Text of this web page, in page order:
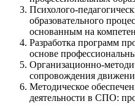
Психолого-
образовательного
основанным на
Разработка программ
основе
Организационно-
сопровождения
Методическое
деятельности в СПО: